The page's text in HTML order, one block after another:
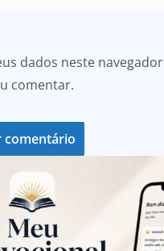
dados neste
comentar.